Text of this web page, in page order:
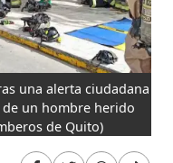
una alerta ciudadana
un hombre herido
de Quito)